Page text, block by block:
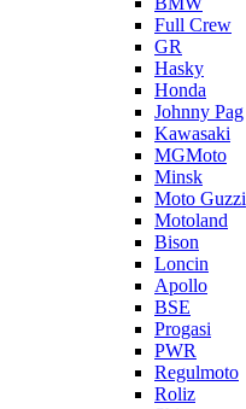
Full Crew
GR
Hasky
Honda
Johnny Pag
Kawasaki
MGMoto
Minsk
Moto Guzzi
Motoland
Bison
Loncin
Apollo
BSE
Progasi
PWR
Regulmoto
Roliz